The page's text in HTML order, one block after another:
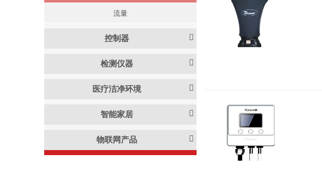
流量
控制器
检测仪器
医疗洁净环境
智能家居
物联网产品